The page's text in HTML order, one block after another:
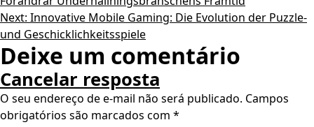
Next: Innovative Mobile Gaming: Die Evolution der Puzzle-
und Geschicklichkeitsspiele
Deixe um comentário
Cancelar resposta
O seu endereço de e-mail não será publicado. Campos
obrigatórios são marcados com *